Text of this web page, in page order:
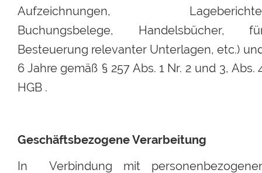
Aufzeichnungen,
Buchungsbelege,
Handelsbücher,
Besteuerung relevanter Unterlagen, etc.)
6 Jahre gemäß § 257 Abs. 1 Nr. 2 und 3, Abs.
HGB .
Geschäftsbezogene Verarbeitung
In
Verbindung mit